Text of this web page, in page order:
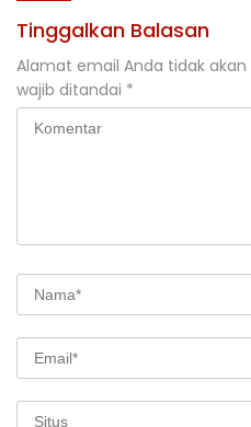
Tinggalkan Balasan
Alamat email Anda tidak akan
wajib ditandai *